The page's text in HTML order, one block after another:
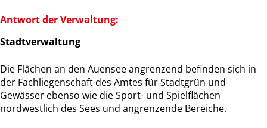
Antwort der Verwaltung:
Stadtverwaltung
Die Flächen an den Auensee angrenzend befinden sich in
der Fachliegenschaft des Amtes für Stadtgrün und
Gewässer ebenso wie die Sport- und Spielflächen
nordwestlich des Sees und angrenzende Bereiche.